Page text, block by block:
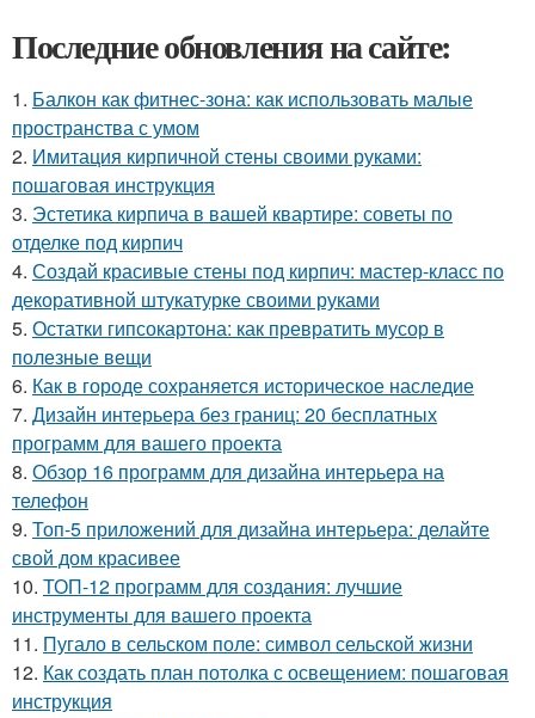
Последние обновления на сайте:
1. Балкон как фитнес-зона: как использовать малые
пространства с умом
2. Имитация кирпичной стены своими руками:
пошаговая инструкция
3. Эстетика кирпича в вашей квартире: советы по
отделке под кирпич
4. Создай красивые стены под кирпич: мастер-класс по
декоративной штукатурке своими руками
5. Остатки гипсокартона: как превратить мусор в
полезные вещи
6. Как в городе сохраняется историческое наследие
7. Дизайн интерьера без границ: 20 бесплатных
программ для вашего проекта
8. Обзор 16 программ для дизайна интерьера на
телефон
9. Топ-5 приложений для дизайна интерьера: делайте
свой дом красивее
10. ТОП-12 программ для создания: лучшие
инструменты для вашего проекта
11. Пугало в сельском поле: символ сельской жизни
12. Как создать план потолка с освещением: пошаговая
инструкция